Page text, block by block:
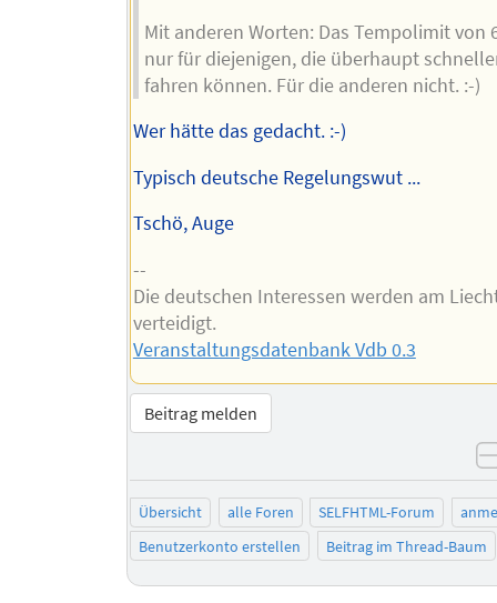
Mit anderen Worten: Das Tempolimit von
nur für diejenigen, die überhaupt
fahren können. Für die anderen nicht. :-)
Wer hätte das gedacht. :-)
Typisch deutsche Regelungswut ...
Tschö, Auge
--
Die deutschen Interessen werden am
verteidigt.
Veranstaltungsdatenbank Vdb 0.3
Beitrag melden
Übersicht alle Foren SELFHTML-Forum
Benutzerkonto erstellen
Beitrag im Thread-Baum